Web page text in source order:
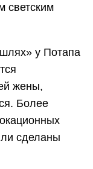
светским
у Потапа
жены,
Более
сделаны